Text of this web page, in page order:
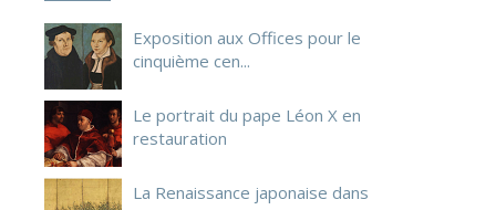
Exposition aux Offices pour le
cinquième cen...
Le portrait du pape Léon X en
restauration
La Renaissance japonaise dans